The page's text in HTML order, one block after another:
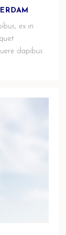
ex in
dapibus